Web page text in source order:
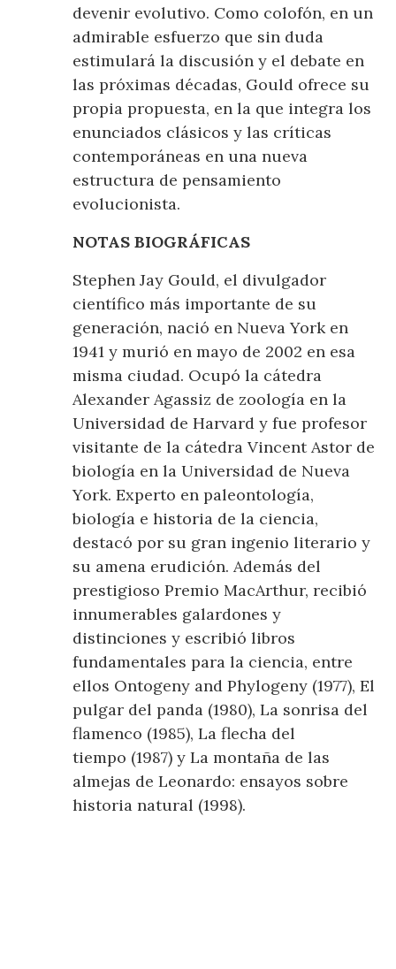
devenir evolutivo. Como colofón, en un
admirable esfuerzo que sin duda
estimulará la discusión y el debate en
las próximas décadas, Gould ofrece su
propia propuesta, en la que integra los
enunciados clásicos y las críticas
contemporáneas en una nueva
estructura de pensamiento
evolucionista.
NOTAS BIOGRÁFICAS
Stephen Jay Gould, el divulgador
científico más importante de su
generación, nació en Nueva York en
1941 y murió en mayo de 2002 en esa
misma ciudad. Ocupó la cátedra
Alexander Agassiz de zoología en la
Universidad de Harvard y fue profesor
visitante de la cátedra Vincent Astor de
biología en la Universidad de Nueva
York. Experto en paleontología,
biología e historia de la ciencia,
destacó por su gran ingenio literario y
su amena erudición. Además del
prestigioso Premio MacArthur, recibió
innumerables galardones y
distinciones y escribió libros
fundamentales para la ciencia, entre
ellos Ontogeny and Phylogeny (1977), El
pulgar del panda (1980), La sonrisa del
flamenco (1985), La flecha del
tiempo (1987) y La montaña de las
almejas de Leonardo: ensayos sobre
historia natural (1998).